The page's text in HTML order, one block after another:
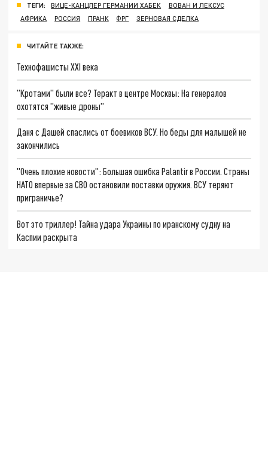
ТЕГИ: ВИЦЕ-КАНЦЛЕР ГЕРМАНИИ ХАБЕК
ВОВАН И ЛЕКСУС
АФРИКА
РОССИЯ ПРАНК ФРГ ЗЕРНОВАЯ СДЕЛКА
ЧИТАЙТЕ ТАКЖЕ:
Технофашисты XXI века
"Кротами" были все? Теракт в центре Москвы: На генералов
охотятся "живые дроны"
Даня с Дашей спаслись от боевиков ВСУ. Но беды для малышей не
закончились
"Очень плохие новости": Большая ошибка Palantir в России. Страны
НАТО впервые за СВО остановили поставки оружия. ВСУ теряют
приграничье?
Вот это триллер! Тайна удара Украины по иранскому судну на
Каспии раскрыта